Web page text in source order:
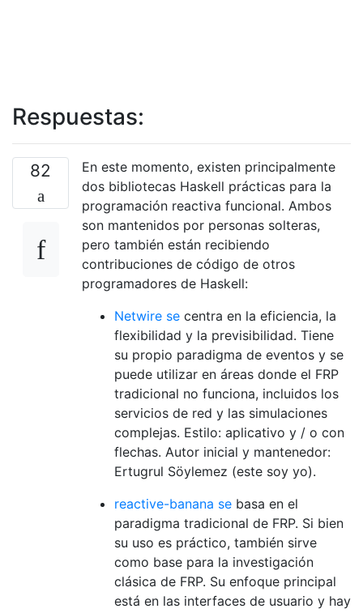
Respuestas:
82
En este momento, existen principalmente
dos bibliotecas Haskell prácticas para la
programación reactiva funcional. Ambos
son mantenidos por personas solteras,
pero también están recibiendo
contribuciones de código de otros
programadores de Haskell:
Netwire se centra en la eficiencia, la
flexibilidad y la previsibilidad. Tiene
su propio paradigma de eventos y se
puede utilizar en áreas donde el FRP
tradicional no funciona, incluidos los
servicios de red y las simulaciones
complejas. Estilo: aplicativo y / o con
flechas. Autor inicial y mantenedor:
Ertugrul Söylemez (este soy yo).
reactive-banana se basa en el
paradigma tradicional de FRP. Si bien
su uso es práctico, también sirve
como base para la investigación
clásica de FRP. Su enfoque principal
está en las interfaces de usuario y hay